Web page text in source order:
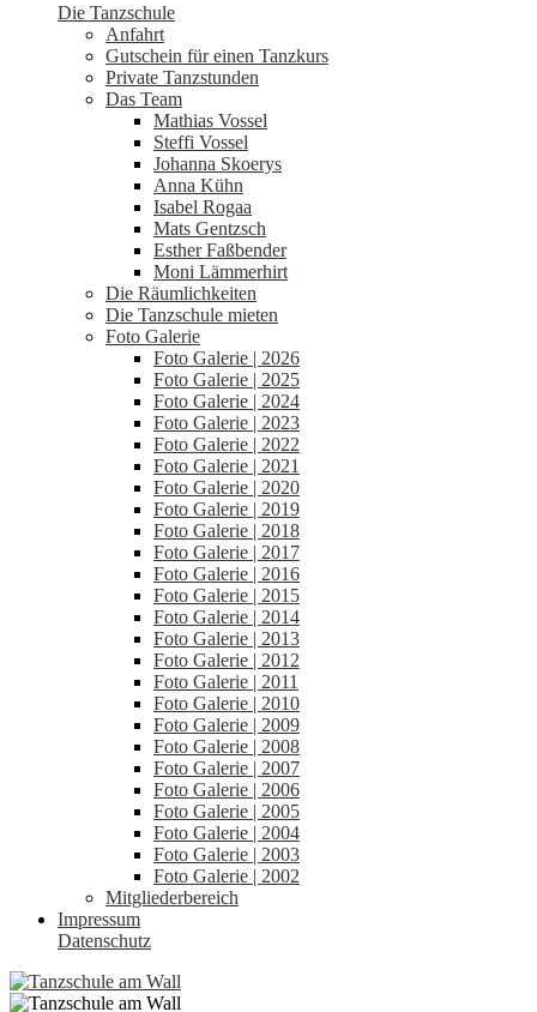
Die Tanzschule
Anfahrt
Gutschein für einen Tanzkurs
Private Tanzstunden
Das Team
Mathias Vossel
Steffi Vossel
Johanna Skoerys
Anna Kühn
Isabel Rogaa
Mats Gentzsch
Esther Faßbender
Moni Lämmerhirt
Die Räumlichkeiten
Die Tanzschule mieten
Foto Galerie
Foto Galerie | 2026
Foto Galerie | 2025
Foto Galerie | 2024
Foto Galerie | 2023
Foto Galerie | 2022
Foto Galerie | 2021
Foto Galerie | 2020
Foto Galerie | 2019
Foto Galerie | 2018
Foto Galerie | 2017
Foto Galerie | 2016
Foto Galerie | 2015
Foto Galerie | 2014
Foto Galerie | 2013
Foto Galerie | 2012
Foto Galerie | 2011
Foto Galerie | 2010
Foto Galerie | 2009
Foto Galerie | 2008
Foto Galerie | 2007
Foto Galerie | 2006
Foto Galerie | 2005
Foto Galerie | 2004
Foto Galerie | 2003
Foto Galerie | 2002
Mitgliederbereich
Impressum
Datenschutz